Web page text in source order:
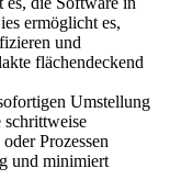
ermöglicht es,
und
flächendeckend
Umstellung
schrittweise
Prozessen
und minimiert